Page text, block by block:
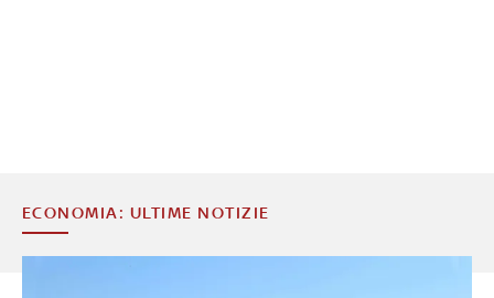
ECONOMIA: ULTIME NOTIZIE